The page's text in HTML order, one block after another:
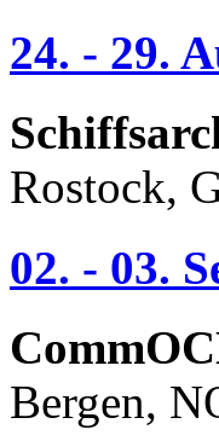
24. - 29.
Rostock,
02. - 03.
Bergen,